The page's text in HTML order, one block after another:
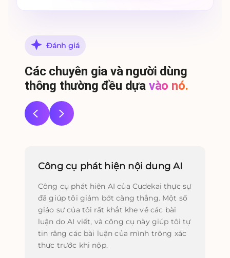
Đánh giá
Các chuyên gia và người dùng
thông thường đều dựa vào nó.
Công cụ phát hiện nội dung AI
Công cụ phát hiện AI của Cudekai thực sự
đã giúp tôi giảm bớt căng thẳng. Một số
giáo sư của tôi rất khắt khe về các bài
luận do AI viết, và công cụ này giúp tôi tự
tin rằng các bài luận của mình trông xác
thực trước khi nộp.